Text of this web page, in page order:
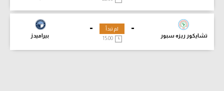
-
تشايكور ريزه سبور
-
بيراميدز
لم تبدأ
15:00